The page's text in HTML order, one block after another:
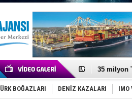
DESE,
35 milyon
İnsansız
Yüzyıl
Anadolu
BOĞAZLARI DENİZ KAZALARI IMO